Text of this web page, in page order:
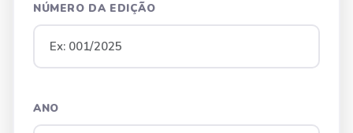
NÚMERO DA EDIÇÃO
ANO